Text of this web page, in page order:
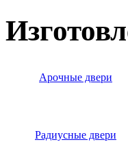
Арочные двери
Радиусные двери